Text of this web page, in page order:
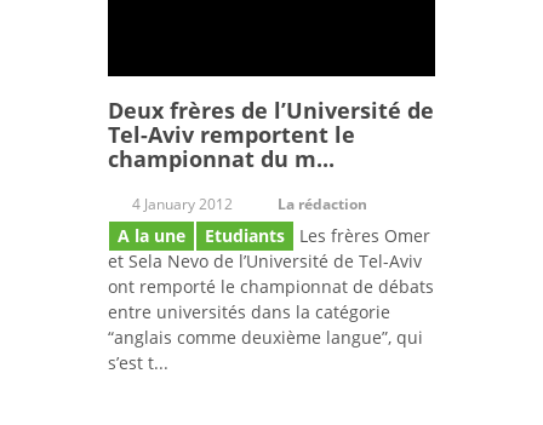
Deux frères de l’Université de
Tel-Aviv remportent le
championnat du m...
4 January 2012 La rédaction
A la une Etudiants
Les frères Omer
et Sela Nevo de l’Université de Tel-Aviv
ont remporté le championnat de débats
entre universités dans la catégorie
“anglais comme deuxième langue”, qui
s’est t...